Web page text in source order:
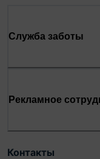
Служба заботы
Рекламное
Контакты